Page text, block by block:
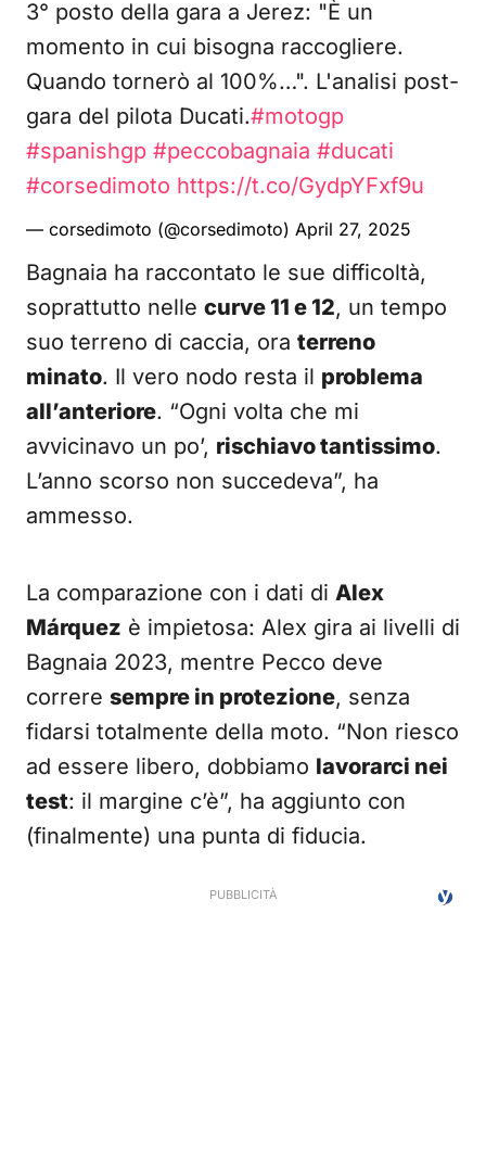
3° posto della gara a Jerez: "È un
momento in cui bisogna raccogliere.
Quando tornerò al 100%…". L'analisi post-
gara del pilota Ducati.#motogp
#spanishgp #peccobagnaia #ducati
#corsedimoto https://t.co/GydpYFxf9u
— corsedimoto (@corsedimoto) April 27, 2025
Bagnaia ha raccontato le sue difficoltà,
soprattutto nelle curve 11 e 12, un tempo
suo terreno di caccia, ora terreno
minato. Il vero nodo resta il problema
all’anteriore. “Ogni volta che mi
avvicinavo un po’, rischiavo tantissimo.
L’anno scorso non succedeva”, ha
ammesso.
La comparazione con i dati di Alex
Márquez è impietosa: Alex gira ai livelli di
Bagnaia 2023, mentre Pecco deve
correre sempre in protezione, senza
fidarsi totalmente della moto. “Non riesco
ad essere libero, dobbiamo lavorarci nei
test: il margine c’è”, ha aggiunto con
(finalmente) una punta di fiducia.